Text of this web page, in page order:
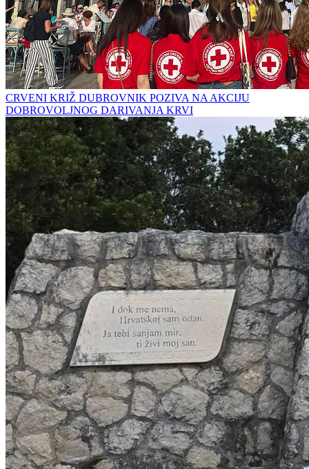
CRVENI KRIŽ DUBROVNIK POZIVA NA AKCIJU
DOBROVOLJNOG DARIVANJA KRVI